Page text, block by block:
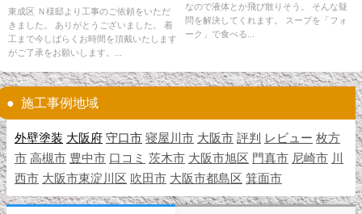
東成区 Ｎ様邸より工事のご依頼をいただ
きました。 ありがとうございました。 着
工まで今しばらくお時間を頂戴いたします
がご了承をお願いします。...
なので液体とか飛び散りそう。 そんな疑
問を解決してくれます。 スープを「フォ
ーク」で食べる...
施工事例地域
外壁塗装 大阪府 守口市 寝屋川市 大阪市 評判 レビュー 枚方
市 高槻市 豊中市 口コミ 茨木市 大阪市旭区 門真市 尼崎市
西市 大阪市東淀川区 吹田市 大阪市都島区 箕面市